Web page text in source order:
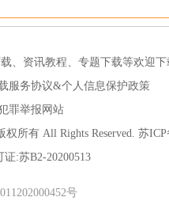
、 资讯教程、 专题下载等欢迎下
服务协议&个人信息保护政策
罪举报网站
所有 All Rights Reserved. 苏ICP
:苏B2-20200513
号